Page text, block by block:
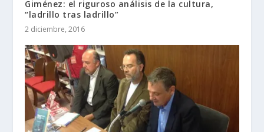
Giménez: el riguroso análisis de la cultura,
“ladrillo tras ladrillo”
2 diciembre, 2016